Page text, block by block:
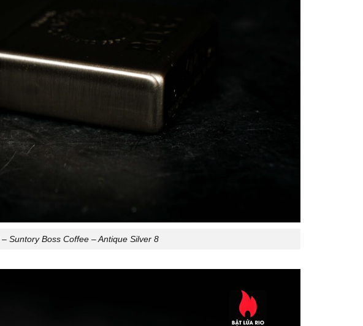
Suntory Boss Coffee – Antique Silver 8